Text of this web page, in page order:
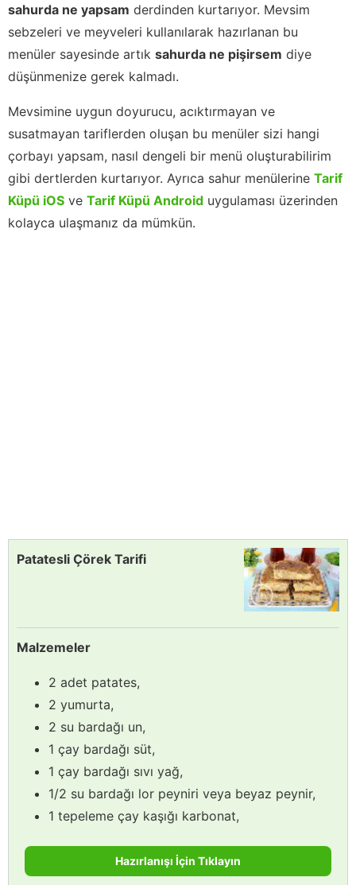
sahurda ne yapsam derdinden kurtarıyor. Mevsim
sebzeleri ve meyveleri kullanılarak hazırlanan bu
menüler sayesinde artık sahurda ne pişirsem diye
düşünmenize gerek kalmadı.
Mevsimine uygun doyurucu, acıktırmayan ve
susatmayan tariflerden oluşan bu menüler sizi hangi
çorbayı yapsam, nasıl dengeli bir menü oluşturabilirim
gibi dertlerden kurtarıyor. Ayrıca sahur menülerine Tarif
Küpü iOS ve Tarif Küpü Android uygulaması üzerinden
kolayca ulaşmanız da mümkün.
Patatesli Çörek Tarifi
Malzemeler
2 adet patates,
2 yumurta,
2 su bardağı un,
1 çay bardağı süt,
1 çay bardağı sıvı yağ,
1/2 su bardağı lor peyniri veya beyaz peynir,
1 tepeleme çay kaşığı karbonat,
Hazırlanışı İçin Tıklayın